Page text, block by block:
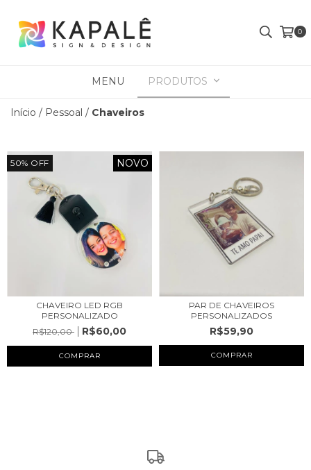
0
MENU PRODUTOS
Início / Pessoal / Chaveiros
50% OFF NOVO
CHAVEIRO LED RGB
PERSONALIZADO
R$120,00
R$60,00
PAR DE CHAVEIROS
PERSONALIZADOS
R$59,90
COMPRAR